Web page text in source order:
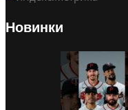
Новинки